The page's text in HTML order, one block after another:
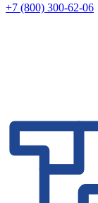
+7 (800) 300-62-06